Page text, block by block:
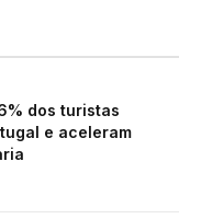
dos turistas
e aceleram